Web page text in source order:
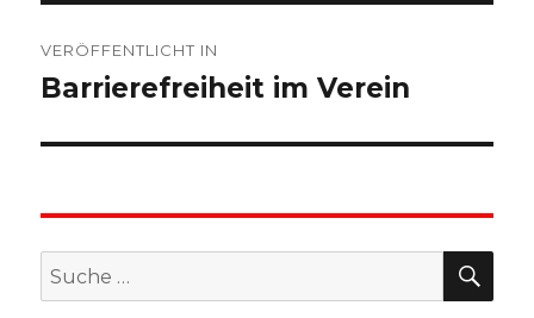
VERÖFFENTLICHT IN
Barrierefreiheit im Verein
Suche
nach: